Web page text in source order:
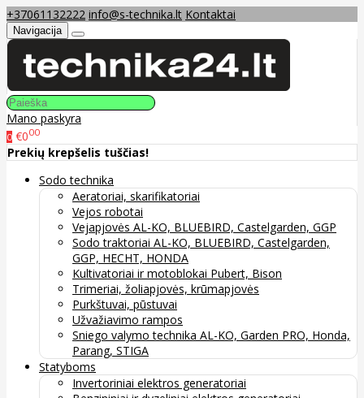
+37061132222 info@s-technika.lt Kontaktai
Navigacija
Mano paskyra
0 €000
Prekių krepšelis tuščias!
Sodo technika
Aeratoriai, skarifikatoriai
Vejos robotai
Vejapjovės AL-KO, BLUEBIRD, Castelgarden, GGP
Sodo traktoriai AL-KO, BLUEBIRD, Castelgarden,
GGP, HECHT, HONDA
Kultivatoriai ir motoblokai Pubert, Bison
Trimeriai, žoliapjovės, krūmapjovės
Purkštuvai, pūstuvai
Užvažiavimo rampos
Sniego valymo technika AL-KO, Garden PRO, Honda,
Parang, STIGA
Statyboms
Invertoriniai elektros generatoriai